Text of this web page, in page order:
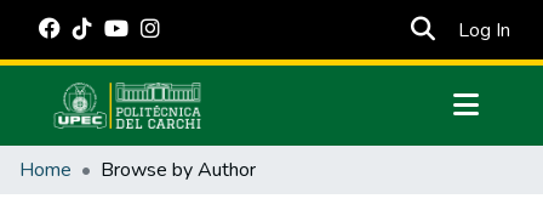
Log In
Communities & Collections
Home Browse by Author